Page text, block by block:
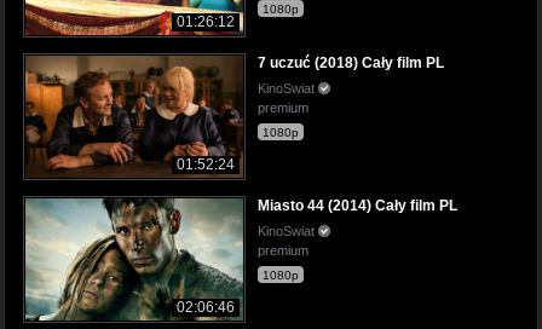
01:26:12
1080p
01:52:24
7 uczuć (2018) Cały film PL
KinoSwiat
premium
1080p
02:06:46
Miasto 44 (2014) Cały film PL
KinoSwiat
premium
1080p